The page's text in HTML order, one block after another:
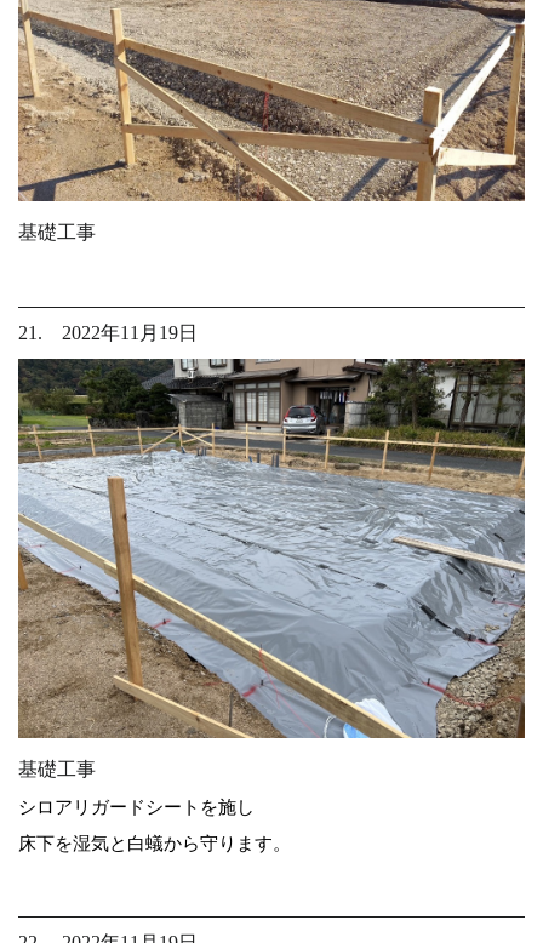
基礎工事
21. 2022年11月19日
基礎工事
シロアリガードシートを施し
床下を湿気と白蟻から守ります。